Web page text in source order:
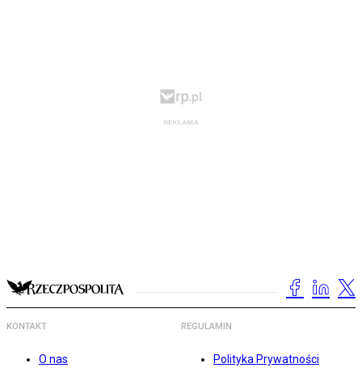
KONTAKT
O nas
REGULAMIN
Polityka Prywatności